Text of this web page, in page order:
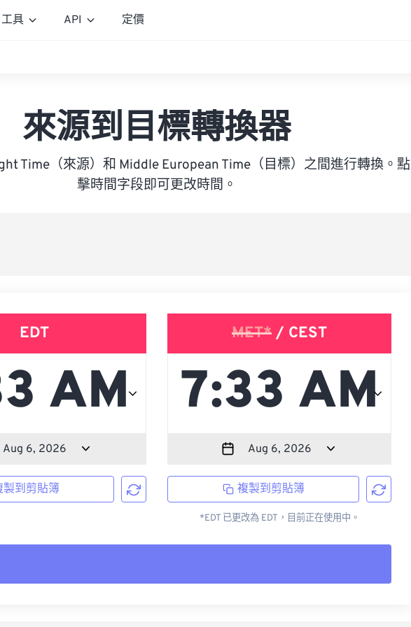
工具 API 定價
來源到目標轉換器
Time（來源）和 Middle European Time（目標）之間進行轉換。點
擊時間字段即可更改時間。
EDT
製到剪貼簿
MET* / CEST
複製到剪貼簿
*EDT 已更改為 EDT，目前正在使用中。